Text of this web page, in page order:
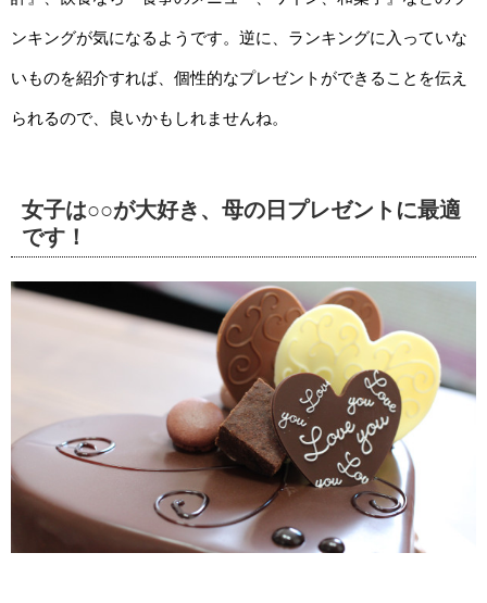
ンキングが気になるようです。逆に、ランキングに入っていな
いものを紹介すれば、個性的なプレゼントができることを伝え
られるので、良いかもしれませんね。
女子は○○が大好き、母の日プレゼントに最適
です！